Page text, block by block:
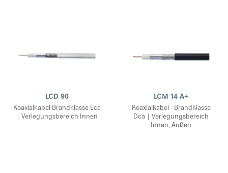
LCD 90
Koaxialkabel Brandklasse Eca
| Verlegungsbereich Innen
LCM 14 A+
Koaxialkabel - Brandklasse
Dca | Verlegungsbereich
Innen, Außen